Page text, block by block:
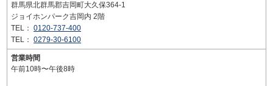
群馬県北群馬郡吉岡町大久保364-1
ジョイホンパーク吉岡内 2階
TEL： 0120-737-400
TEL： 0279-30-6100
営業時間
午前10時〜午後8時